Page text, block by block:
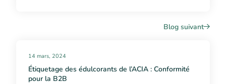
Blog suivant
14 mars, 2024
Étiquetage des édulcorants de l’ACIA : Conformité
pour la B2B